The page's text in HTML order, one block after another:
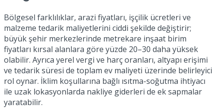
Bölgesel farklılıklar, arazi fiyatları, işçilik ücretleri ve
malzeme tedarik maliyetlerini ciddi şekilde değiştirir;
büyük şehir merkezlerinde metrekare inşaat birim
fiyatları kırsal alanlara göre yüzde 20–30 daha yüksek
olabilir. Ayrıca yerel vergi ve harç oranları, altyapı erişimi
ve tedarik süresi de toplam ev maliyeti üzerinde belirleyici
rol oynar. İklim koşullarına bağlı ısıtma-soğutma ihtiyacı
ile uzak lokasyonlarda nakliye giderleri de ek sapmalar
yaratabilir.